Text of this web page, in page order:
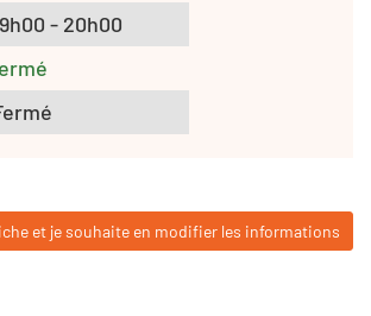
- 20h00
et je souhaite en modifier les informations